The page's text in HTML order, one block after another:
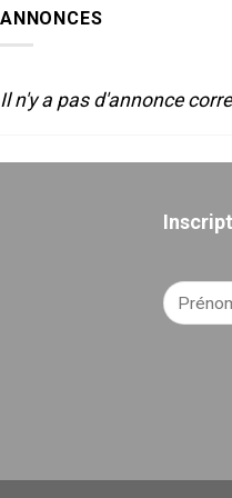
ANNONCES
Il n'y a pas d'annonce